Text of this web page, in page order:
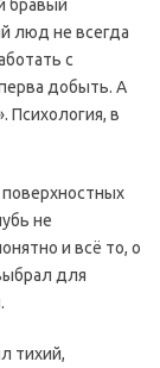
бравый
люд не всегда
с
добыть. А
Психология, в
не
и всё то, о
для
тихий,